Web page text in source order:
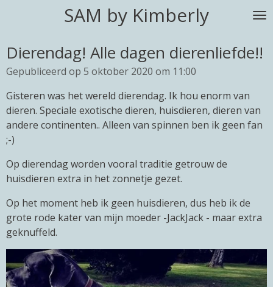
de
hoofdinhoud
SAM by Kimberly
Dierendag! Alle dagen dierenliefde!!
Gepubliceerd op 5 oktober 2020 om 11:00
Gisteren was het wereld dierendag. Ik hou enorm van
dieren. Speciale exotische dieren, huisdieren, dieren van
andere continenten.. Alleen van spinnen ben ik geen fan
;-)
Op dierendag worden vooral traditie getrouw de
huisdieren extra in het zonnetje gezet.
Op het moment heb ik geen huisdieren, dus heb ik de
grote rode kater van mijn moeder -JackJack - maar extra
geknuffeld.